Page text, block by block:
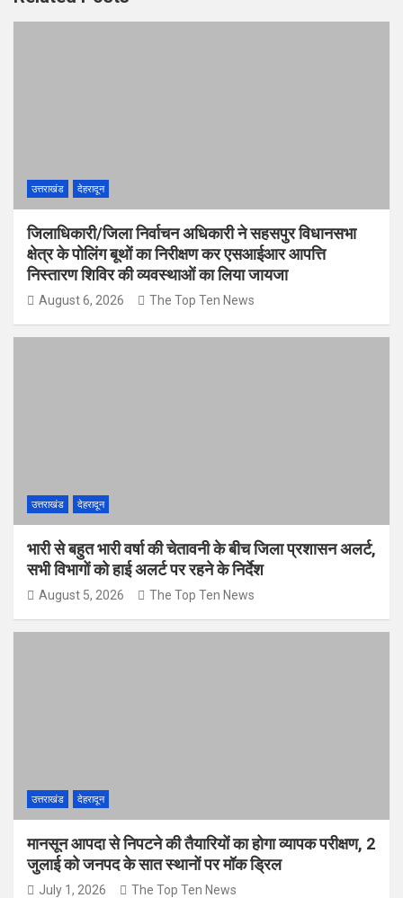
उत्तराखंड देहरादून
जिलाधिकारी/जिला निर्वाचन अधिकारी ने सहसपुर विधानसभा
क्षेत्र के पोलिंग बूथों का निरीक्षण कर एसआईआर आपत्ति
निस्तारण शिविर की व्यवस्थाओं का लिया जायजा
August 6, 2026 The Top Ten News
उत्तराखंड देहरादून
भारी से बहुत भारी वर्षा की चेतावनी के बीच जिला प्रशासन अलर्ट,
सभी विभागों को हाई अलर्ट पर रहने के निर्देश
August 5, 2026 The Top Ten News
उत्तराखंड देहरादून
मानसून आपदा से निपटने की तैयारियों का होगा व्यापक परीक्षण, 2
जुलाई को जनपद के सात स्थानों पर मॉक ड्रिल
July 1, 2026 The Top Ten News